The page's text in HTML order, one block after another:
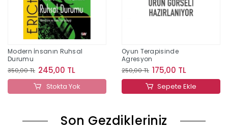
Modern İnsanın Ruhsal
Durumu
350,00 TL 245,00 TL
Stokta Yok
Oyun Terapisinde
Agresyon
250,00 TL 175,00 TL
Sepete Ekle
Son Gezdikleriniz